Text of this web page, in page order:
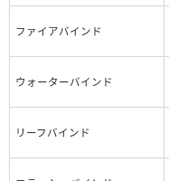
ファイアバインド
ウォーターバインド
リーフバインド